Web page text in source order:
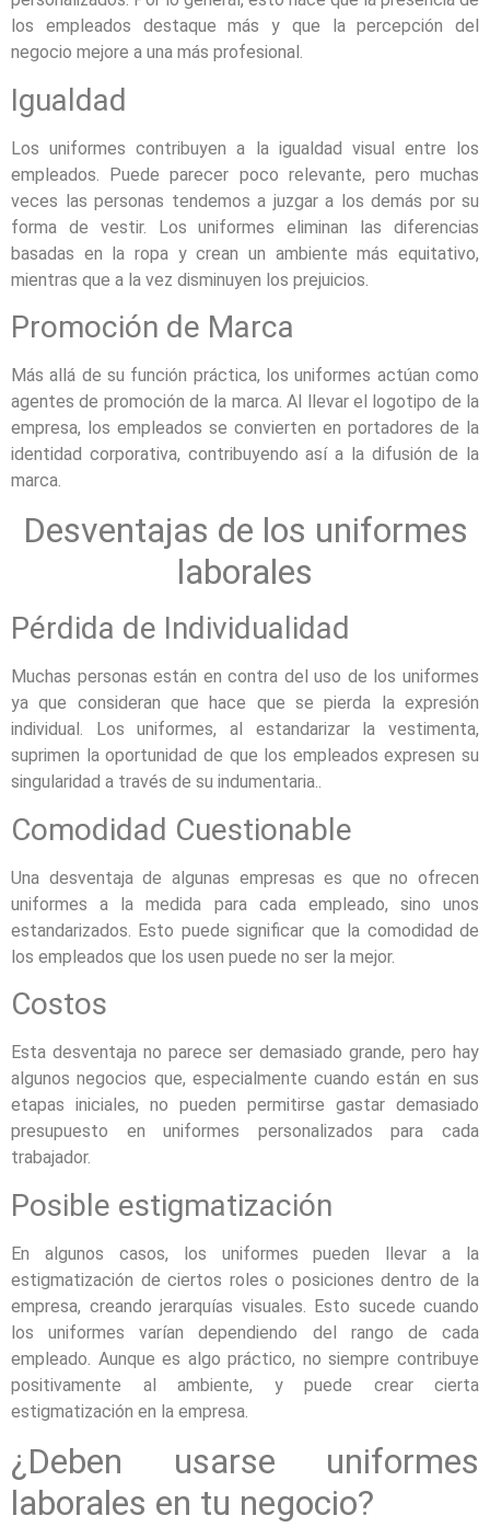
los empleados destaque más y que la percepción del
negocio mejore a una más profesional.
Igualdad
Los uniformes contribuyen a la igualdad visual entre los
empleados. Puede parecer poco relevante, pero muchas
veces las personas tendemos a juzgar a los demás por su
forma de vestir. Los uniformes eliminan las diferencias
basadas en la ropa y crean un ambiente más equitativo,
mientras que a la vez disminuyen los prejuicios.
Promoción de Marca
Más allá de su función práctica, los uniformes actúan como
agentes de promoción de la marca. Al llevar el logotipo de la
empresa, los empleados se convierten en portadores de la
identidad corporativa, contribuyendo así a la difusión de la
marca.
Desventajas de los uniformes
laborales
Pérdida de Individualidad
Muchas personas están en contra del uso de los uniformes
ya que consideran que hace que se pierda la expresión
individual. Los uniformes, al estandarizar la vestimenta,
suprimen la oportunidad de que los empleados expresen su
singularidad a través de su indumentaria..
Comodidad Cuestionable
Una desventaja de algunas empresas es que no ofrecen
uniformes a la medida para cada empleado, sino unos
estandarizados. Esto puede significar que la comodidad de
los empleados que los usen puede no ser la mejor.
Costos
Esta desventaja no parece ser demasiado grande, pero hay
algunos negocios que, especialmente cuando están en sus
etapas iniciales, no pueden permitirse gastar demasiado
presupuesto en uniformes personalizados para cada
trabajador.
Posible estigmatización
En algunos casos, los uniformes pueden llevar a la
estigmatización de ciertos roles o posiciones dentro de la
empresa, creando jerarquías visuales. Esto sucede cuando
los uniformes varían dependiendo del rango de cada
empleado. Aunque es algo práctico, no siempre contribuye
positivamente al ambiente, y puede crear cierta
estigmatización en la empresa.
¿Deben usarse uniformes
laborales en tu negocio?